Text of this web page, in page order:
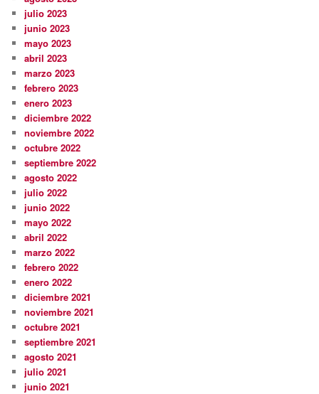
julio 2023
junio 2023
mayo 2023
abril 2023
marzo 2023
febrero 2023
enero 2023
diciembre 2022
noviembre 2022
octubre 2022
septiembre 2022
agosto 2022
julio 2022
junio 2022
mayo 2022
abril 2022
marzo 2022
febrero 2022
enero 2022
diciembre 2021
noviembre 2021
octubre 2021
septiembre 2021
agosto 2021
julio 2021
junio 2021